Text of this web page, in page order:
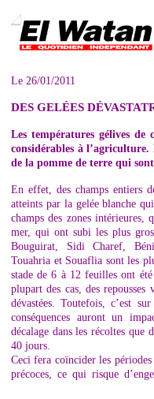
Le 26/01/2011
DES GELÉES
Les températures gélives de
considérables à
de la pomme de terre qui
En effet, des champs entiers
atteints par la gelée blanche
champs des zones
mer, qui ont subi les plus
Bouguirat, Sidi Charef,
Touahria et Souaflia sont les
stade de 6 à 12 feuilles ont
plupart des cas, des
dévastées. Toutefois, c’est
conséquences auront un
décalage dans les récoltes que
40 jours.
Ceci fera coïncider les
précoces, ce qui risque